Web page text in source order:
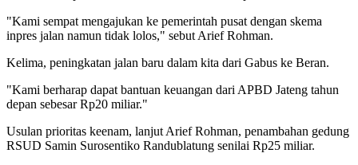
"Kami sempat mengajukan ke pemerintah pusat dengan skema
inpres jalan namun tidak lolos," sebut Arief Rohman.
Kelima, peningkatan jalan baru dalam kita dari Gabus ke Beran.
"Kami berharap dapat bantuan keuangan dari APBD Jateng tahun
depan sebesar Rp20 miliar."
Usulan prioritas keenam, lanjut Arief Rohman, penambahan gedung
RSUD Samin Surosentiko Randublatung senilai Rp25 miliar.